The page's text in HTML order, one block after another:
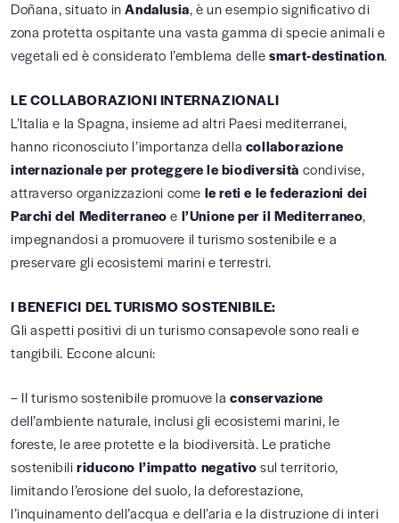
Doñana, situato inAndalusia, è un esempio significativo di
zona protetta ospitante una vasta gamma di specie animali e
vegetali ed è considerato l’emblema dellesmart-destination.
LE COLLABORAZIONI INTERNAZIONALI
L’Italia e la Spagna, insieme ad altri Paesi mediterranei,
hanno riconosciuto l’importanza della collaborazione
internazionale per proteggere le biodiversità condivise,
attraverso organizzazioni come le reti e le federazioni dei
Parchi del Mediterraneoe l’Unione per il Mediterraneo,
impegnandosi a promuovere il turismo sostenibile e a
preservare gli ecosistemi marini e terrestri.
I BENEFICI DEL TURISMO SOSTENIBILE:
Gli aspetti positivi di un turismo consapevole sono reali e
tangibili. Eccone alcuni:
– Il turismo sostenibile promuove laconservazione
dell’ambiente naturale, inclusi gli ecosistemi marini, le
foreste, le aree protette e la biodiversità. Le pratiche
sostenibiliriducono l’impatto negativosul territorio,
limitando l’erosione del suolo, la deforestazione,
l’inquinamento dell’acqua e dell’aria e la distruzione di interi